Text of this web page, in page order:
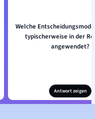
Welche
typischerweise in der
angewendet?
Antwort zeigen